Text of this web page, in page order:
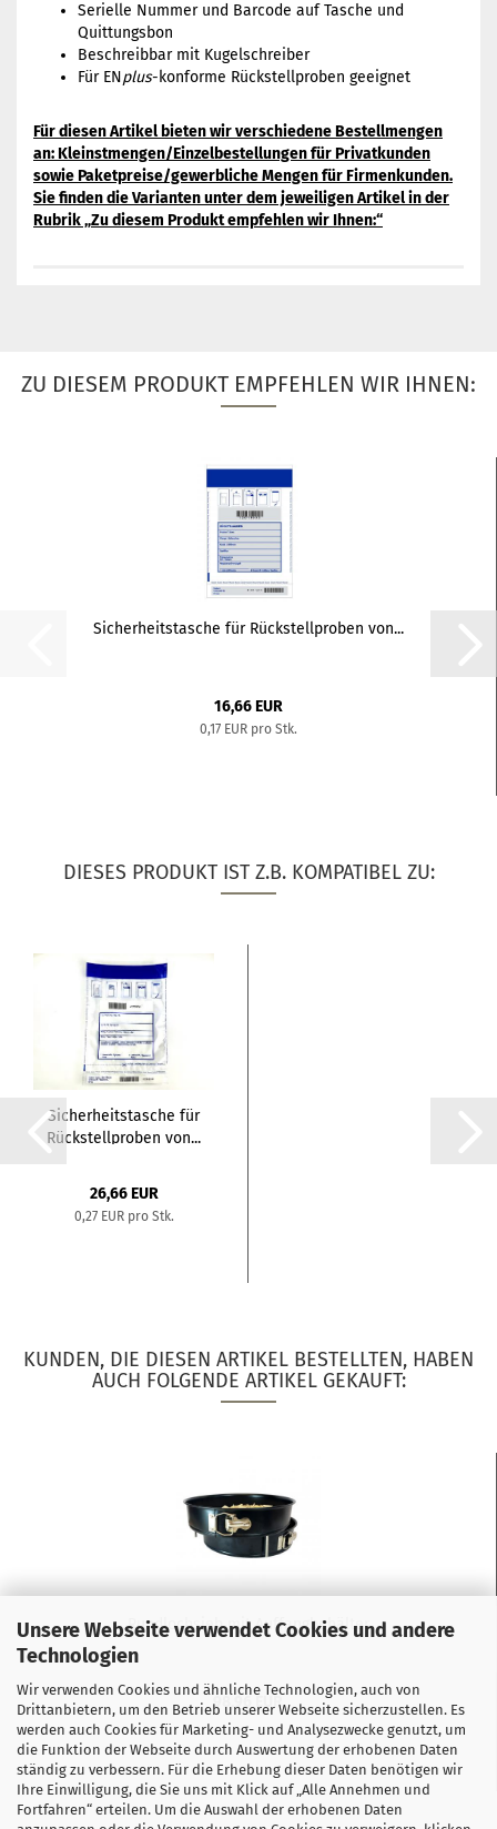
Unsere Webseite verwendet Cookies und andere
Technologien
Wir verwenden Cookies und ähnliche Technologien, auch von
Drittanbietern, um den Betrieb unserer Webseite sicherzustellen. Es
werden auch Cookies für Marketing- und Analysezwecke genutzt, um
die Funktion der Webseite durch Auswertung der erhobenen Daten
ständig zu verbessern. Für die Erhebung dieser Daten benötigen wir
Ihre Einwilligung, die Sie uns mit Klick auf „Alle Annehmen und
Fortfahren“ erteilen. Um die Auswahl der erhobenen Daten
Serielle Nummer und Barcode auf Tasche und
Quittungsbon
Beschreibbar mit Kugelschreiber
Für ENplus-konforme Rückstellproben geeignet
Für diesen Artikel bieten wir verschiedene Bestellmengen
an: Kleinstmengen/Einzelbestellungen für Privatkunden
sowie Paketpreise/gewerbliche Mengen für Firmenkunden.
Sie finden die Varianten unter dem jeweiligen Artikel in der
Rubrik „Zu diesem Produkt empfehlen wir Ihnen:“
ZU DIESEM PRODUKT EMPFEHLEN WIR IHNEN:
Sicherheitstasche für Rückstellproben von...
16,66 EUR
0,17 EUR pro Stk.
DIESES PRODUKT IST Z.B. KOMPATIBEL ZU:
Sicherheitstasche für
Rückstellproben von...
26,66 EUR
0,27 EUR pro Stk.
KUNDEN, DIE DIESEN ARTIKEL BESTELLTEN, HABEN
AUCH FOLGENDE ARTIKEL GEKAUFT:
Rundlochsieb mit Auffangbehälter
98,96 EUR